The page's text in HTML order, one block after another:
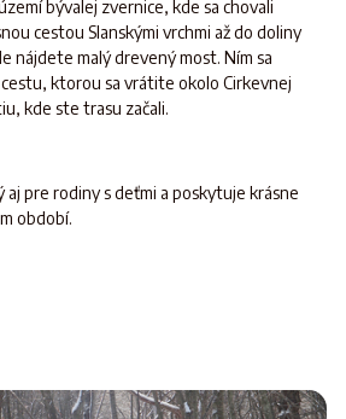
bývalej zvernice, kde sa chovali
cestou Slanskými vrchmi až do doliny
nájdete malý drevený most. Ním sa
ktorou sa vrátite okolo Cirkevnej
kde ste trasu začali.
aj pre rodiny s deťmi a poskytuje krásne
období.